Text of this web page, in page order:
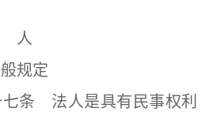
人
规定
法人是具有民事权利